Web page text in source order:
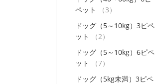
ペット
（3）
ドッグ（5～10kg）3ピペ
ット
（2）
ドッグ（5～10kg）6ピペ
ット
（7）
ドッグ（5kg未満）3ピペ